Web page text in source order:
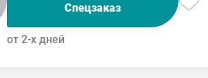
Спецзаказ
от 2-х дней